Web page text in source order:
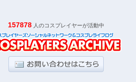
157878 人のコスプレイヤーが活動中